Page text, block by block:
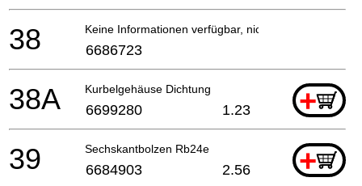
Keine Informationen verfügbar, nicht bestellbar
38 6686723
Kurbelgehäuse Dichtung +
38A 6699280 1.23
Sechskantbolzen Rb24e +
39 6684903 2.56